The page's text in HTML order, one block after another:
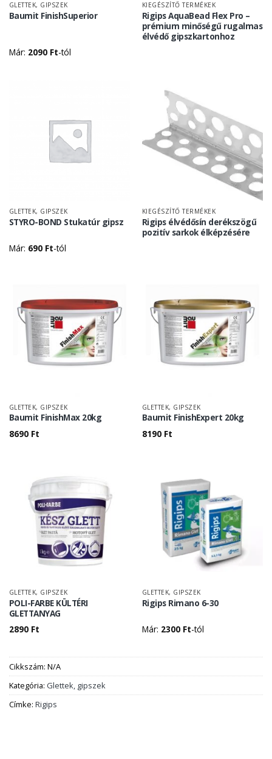
GLETTEK, GIPSZEK
Baumit FinishSuperior
Már: 2090 Ft-tól
KIEGÉSZÍTŐ TERMÉKEK
Rigips AquaBead Flex Pro –
prémium minőségű rugalmas
élvédő gipszkartonhoz
GLETTEK, GIPSZEK
STYRO-BOND Stukatúr gipsz
Már: 690 Ft-tól
KIEGÉSZÍTŐ TERMÉKEK
Rigips élvédősín derékszögű
pozitív sarkok élképzésére
GLETTEK, GIPSZEK
Baumit FinishMax 20kg
8690 Ft
GLETTEK, GIPSZEK
Baumit FinishExpert 20kg
8190 Ft
GLETTEK, GIPSZEK
POLI-FARBE KÜLTÉRI
GLETTANYAG
2890 Ft
GLETTEK, GIPSZEK
Rigips Rimano 6-30
Már: 2300 Ft-tól
Cikkszám: N/A
Kategória: Glettek, gipszek
Címke: Rigips